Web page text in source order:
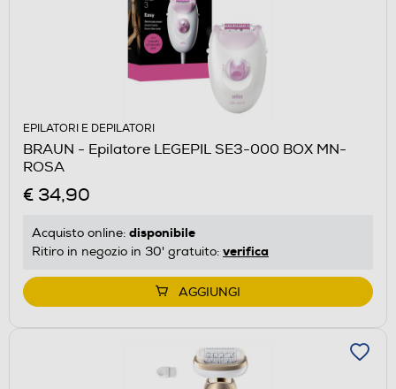
EPILATORI E DEPILATORI
BRAUN - Epilatore LEGEPIL SE3-000 BOX MN-
ROSA
€ 34,90
Acquisto online: disponibile
Ritiro in negozio in 30' gratuito: verifica
AGGIUNGI